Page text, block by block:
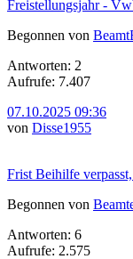
Freistellungsjahr -
Begonnen von
Antworten: 2
Aufrufe: 7.407
07.10.2025 09:36
von Disse1955
Frist Beihilfe
Begonnen von
Antworten: 6
Aufrufe: 2.575